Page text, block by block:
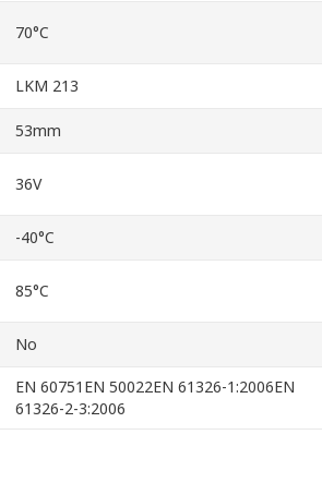
70°C
LKM 213
53mm
36V
-40°C
85°C
No
EN 60751EN 50022EN 61326-1:2006EN
61326-2-3:2006